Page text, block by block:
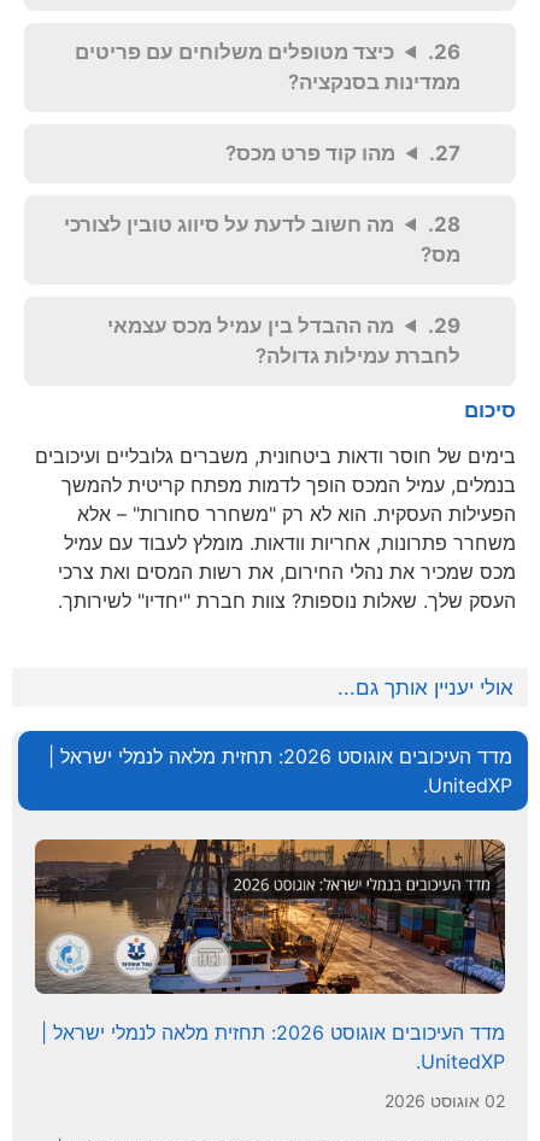
כיצד מטופלים משלוחים עם פריטים
ממדינות בסנקציה?
מהו קוד פרט מכס?
מה חשוב לדעת על סיווג טובין לצורכי
מס?
מה ההבדל בין עמיל מכס עצמאי
לחברת עמילות גדולה?
סיכום
בימים של חוסר ודאות ביטחונית, משברים גלובליים ועיכובים
בנמלים, עמיל המכס הופך לדמות מפתח קריטית להמשך
הפעילות העסקית. הוא לא רק "משחרר סחורות" – אלא
משחרר פתרונות, אחריות וודאות. מומלץ לעבוד עם עמיל
מכס שמכיר את נהלי החירום, את רשות המסים ואת צרכי
העסק שלך. שאלות נוספות? צוות חברת "יחדיו" לשירותך.
אולי יעניין אותך גם...
מדד העיכובים אוגוסט 2026: תחזית מלאה לנמלי ישראל |
UnitedXP.
מדד העיכובים אוגוסט 2026: תחזית מלאה לנמלי ישראל |
UnitedXP.
02 אוגוסט 2026